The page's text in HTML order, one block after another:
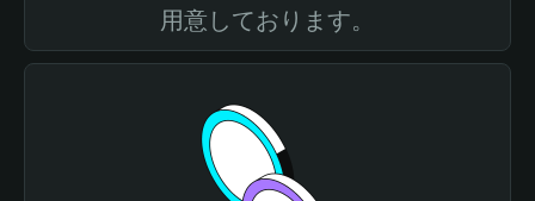
用意しております。